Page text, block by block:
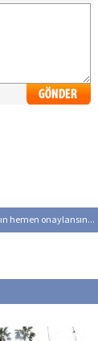
hemen onaylansın...